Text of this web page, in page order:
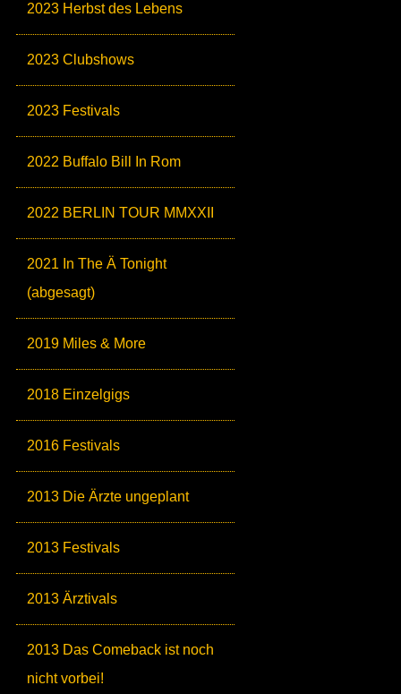
2023 Herbst des Lebens
2023 Clubshows
2023 Festivals
2022 Buffalo Bill In Rom
2022 BERLIN TOUR MMXXII
2021 In The Ä Tonight
(abgesagt)
2019 Miles & More
2018 Einzelgigs
2016 Festivals
2013 Die Ärzte ungeplant
2013 Festivals
2013 Ärztivals
2013 Das Comeback ist noch
nicht vorbei!